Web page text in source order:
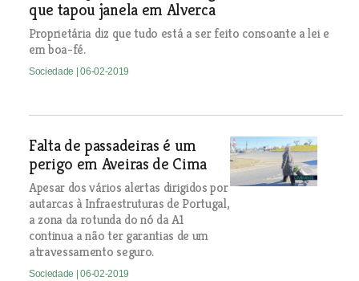
que tapou janela em Alverca
Proprietária diz que tudo está a ser feito consoante a lei e
em boa-fé.
Sociedade | 06-02-2019
Falta de passadeiras é um
perigo em Aveiras de Cima
Apesar dos vários alertas dirigidos por
autarcas à Infraestruturas de Portugal,
a zona da rotunda do nó da A1
continua a não ter garantias de um
atravessamento seguro.
Sociedade | 06-02-2019